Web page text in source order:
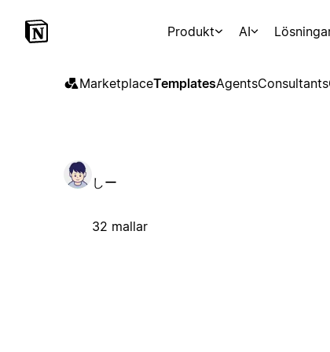
Produkt AI
MarketplaceTemplatesAgentsConsultants
しー
32 mallar